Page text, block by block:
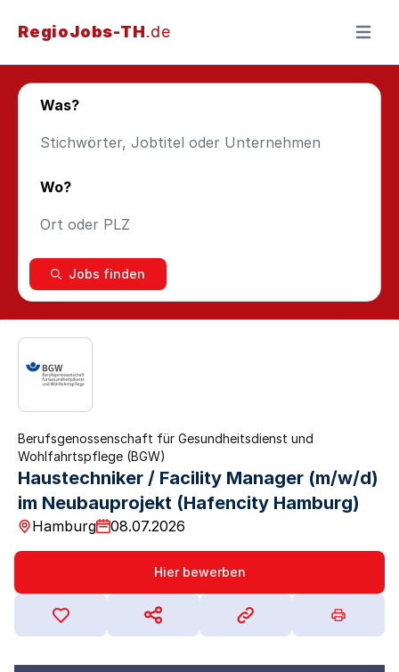
RegioJobs-TH.de Menü
Was?
Wo?
Jobs finden
Berufsgenossenschaft für Gesundheitsdienst und
Wohlfahrtspflege (BGW)
Haustechniker / Facility Manager (m/w/d)
im Neubauprojekt (Hafencity Hamburg)
Hamburg 08.07.2026
Hier bewerben